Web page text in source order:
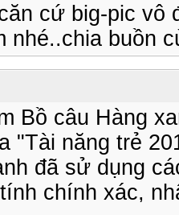
cứ big-pic vô
nhé..chia buồn
Bồ câu Hàng
"Tài năng trẻ
đã sử dụng
chính xác,